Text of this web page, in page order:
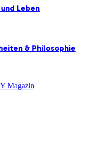
Leben
& Philosophie